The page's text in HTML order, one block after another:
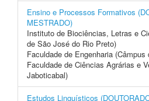
Ensino e Processos Formativos
MESTRADO)
Instituto de Biociências, Letras e
de São José do Rio Preto)
Faculdade de Engenharia
Faculdade de Ciências Agrárias e
Jaboticabal)
Estudos Linguísticos